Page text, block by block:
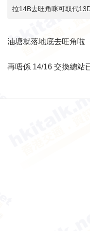
拉14B去旺角咪可取代
油塘就落地底去旺角啦
再唔係 14/16 交換總站